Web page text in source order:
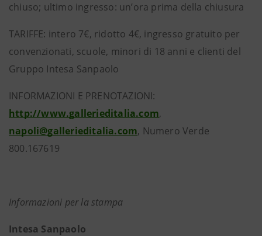
chiuso; ultimo ingresso: un’ora prima della chiusura
TARIFFE: intero 7€, ridotto 4€, ingresso gratuito per
convenzionati, scuole, minori di 18 anni e clienti del
Gruppo Intesa Sanpaolo
INFORMAZIONI E PRENOTAZIONI:
http://www.gallerieditalia.com,
napoli@gallerieditalia.com, Numero Verde
800.167619
Informazioni per la stampa
Intesa Sanpaolo